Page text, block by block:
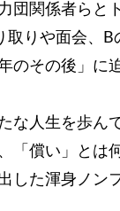
団関係者らと
取りや面会、
のその後」に
な人生を歩ん
「償い」とは
した渾身ノン